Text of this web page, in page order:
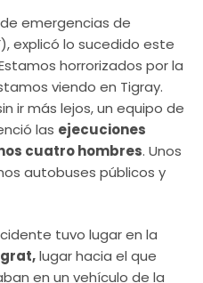
emergencias de
explicó lo sucedido este
horrorizados por la
viendo en Tigray.
ir más lejos, un equipo de
las ejecuciones
cuatro hombres. Unos
autobuses públicos y
tuvo lugar en la
lugar hacia el que
en un vehículo de la